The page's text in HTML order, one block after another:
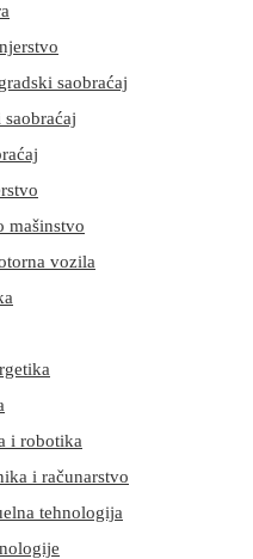
saobraćaj
mašinstvo
vozila
i robotika
i računarstvo
tehnologija